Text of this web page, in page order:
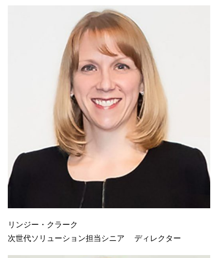
リンジー・クラーク
次世代ソリューション担当シニア ディレクター